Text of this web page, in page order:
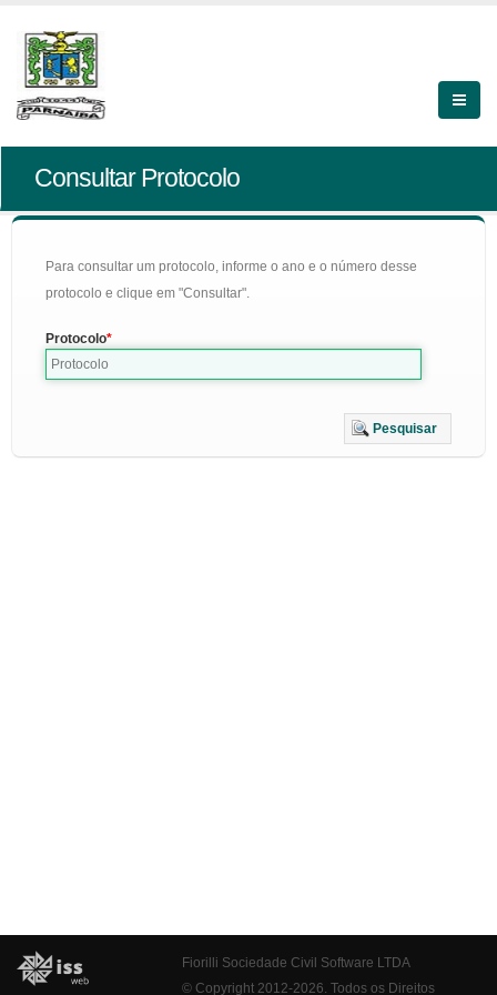
Consultar Protocolo
Para consultar um protocolo, informe o ano e o número desse
protocolo e clique em "Consultar".
Protocolo
Pesquisar
Fiorilli Sociedade Civil Software LTDA
© Copyright 2012-2026. Todos os Direitos